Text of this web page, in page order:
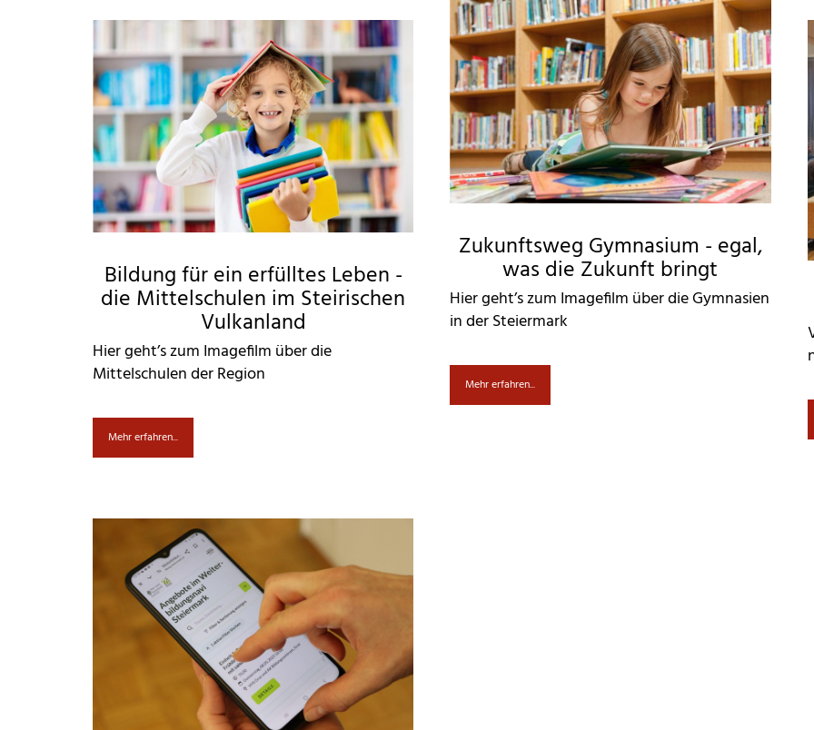
Bildung für ein erfülltes Leben -
die Mittelschulen im Steirischen
Vulkanland
Hier geht’s zum Imagefilm über die
Mittelschulen der Region
Mehr erfahren...
Zukunftsweg Gymnasium - egal,
was die Zukunft bringt
Hier geht’s zum Imagefilm über die Gymnasien
in der Steiermark
Mehr erfahren...